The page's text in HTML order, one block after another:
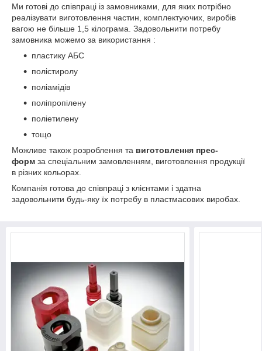
Ми готові до співпраці із замовниками, для яких потрібно
реалізувати виготовлення частин, комплектуючих, виробів
вагою не більше 1,5 кілограма. Задовольнити потребу
замовника можемо за використання :
пластику АБС
полістиролу
поліамідів
поліпропілену
поліетилену
тощо
Можливе також розроблення та виготовлення прес-
форм за спеціальним замовленням, виготовлення продукції
в різних кольорах.
Компанія готова до співпраці з клієнтами і здатна
задовольнити будь-яку їх потребу в пластмасових виробах.